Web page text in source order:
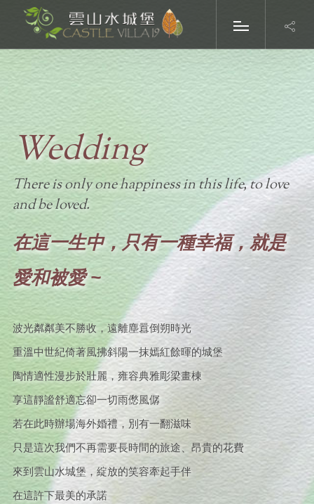
Wedding
There is only one happiness in this life, to love
and be loved.
在這一生中，只有一種幸福，就是
愛和被愛 ~
波光粼粼美不勝收，遠離塵囂倒朔時光
重溫中世紀倚著風拂斜陽一抹嫣紅餘暉的城堡
陶情適性漫步於壯麗，雍容典雅彫梁畫棟
享這靜謐舒適忘卻一切雨僽風僝
若在此時辦場海外婚禮，別有一翻滋味
只是這次我們不再需要長時間的旅途、昂貴的花費
來到雲山水城堡，綻放的笑容牽起手伴
在這許下最美的承諾